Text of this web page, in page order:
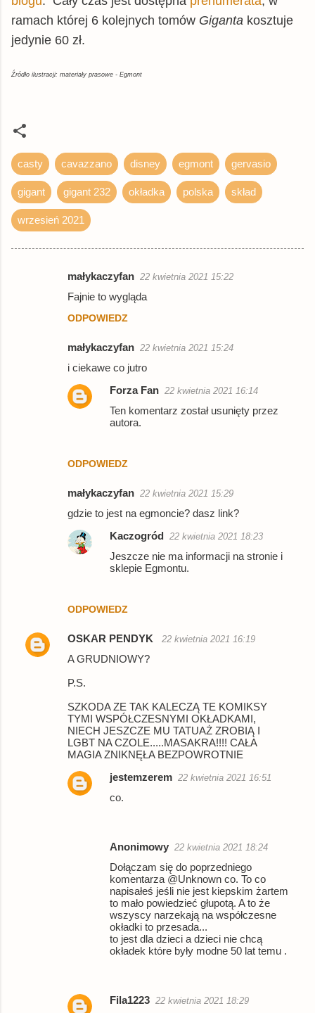
ramach której 6 kolejnych tomów Giganta kosztuje
jedynie 60 zł.
Źródło ilustracji: materiały prasowe - Egmont
casty cavazzano disney egmont gervasio
gigant gigant 232 okładka polska skład
wrzesień 2021
małykaczyfan 22 kwietnia 2021 15:22
Fajnie to wygląda
ODPOWIEDZ
małykaczyfan 22 kwietnia 2021 15:24
i ciekawe co jutro
ODPOWIEDZ
Forza Fan 22 kwietnia 2021 16:14
Ten komentarz został usunięty przez
autora.
małykaczyfan 22 kwietnia 2021 15:29
gdzie to jest na egmoncie? dasz link?
ODPOWIEDZ
Kaczogród 22 kwietnia 2021 18:23
Jeszcze nie ma informacji na stronie i
sklepie Egmontu.
OSKAR PENDYK 22 kwietnia 2021 16:19
A GRUDNIOWY?
P.S.
SZKODA ZE TAK KALECZĄ TE KOMIKSY
TYMI WSPÓŁCZESNYMI OKŁADKAMI,
NIECH JESZCZE MU TATUAŻ ZROBIĄ I
LGBT NA CZOLE.....MASAKRA!!!! CAŁA
MAGIA ZNIKNĘŁA BEZPOWROTNIE
jestemzerem 22 kwietnia 2021 16:51
co.
Anonimowy 22 kwietnia 2021 18:24
Dołączam się do poprzedniego
komentarza @Unknown co. To co
napisałeś jeśli nie jest kiepskim żartem
to mało powiedzieć głupotą. A to że
wszyscy narzekają na współczesne
okładki to przesada...
to jest dla dzieci a dzieci nie chcą
okładek które były modne 50 lat temu .
Fila1223 22 kwietnia 2021 18:29